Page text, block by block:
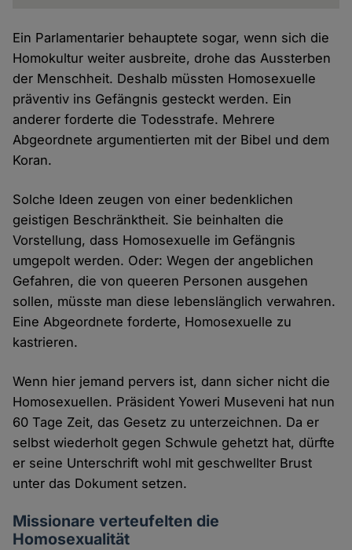
Ein Parlamentarier behauptete sogar, wenn sich die
Homokultur weiter ausbreite, drohe das Aussterben
der Menschheit. Deshalb müssten Homosexuelle
präventiv ins Gefängnis gesteckt werden. Ein
anderer forderte die Todesstrafe. Mehrere
Abgeordnete argumentierten mit der Bibel und dem
Koran.
Solche Ideen zeugen von einer bedenklichen
geistigen Beschränktheit. Sie beinhalten die
Vorstellung, dass Homosexuelle im Gefängnis
umgepolt werden. Oder: Wegen der angeblichen
Gefahren, die von queeren Personen ausgehen
sollen, müsste man diese lebenslänglich verwahren.
Eine Abgeordnete forderte, Homosexuelle zu
kastrieren.
Wenn hier jemand pervers ist, dann sicher nicht die
Homosexuellen. Präsident Yoweri Museveni hat nun
60 Tage Zeit, das Gesetz zu unterzeichnen. Da er
selbst wiederholt gegen Schwule gehetzt hat, dürfte
er seine Unterschrift wohl mit geschwellter Brust
unter das Dokument setzen.
Missionare verteufelten die
Homosexualität